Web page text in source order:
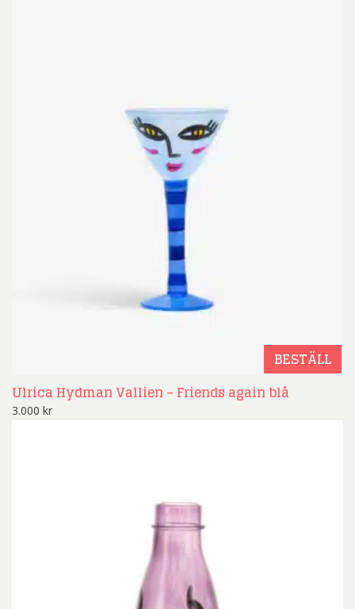
BESTÄLL
Ulrica Hydman Vallien – Friends again blå
3.000 kr